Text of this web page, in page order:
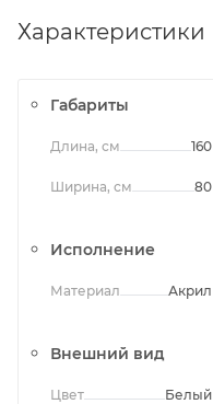
Характеристики
Габариты
Длина, см 160
Ширина, см 80
Исполнение
Материал Акрил
Внешний вид
Цвет Белый